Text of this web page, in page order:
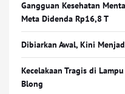
Gangguan Kesehatan
Meta Didenda Rp16,8 T
Dibiarkan Awal, Kini
Kecelakaan Tragis di
Blong